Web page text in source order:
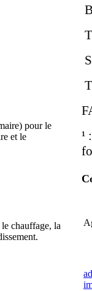
pour le
et le
chauffage, la
¹